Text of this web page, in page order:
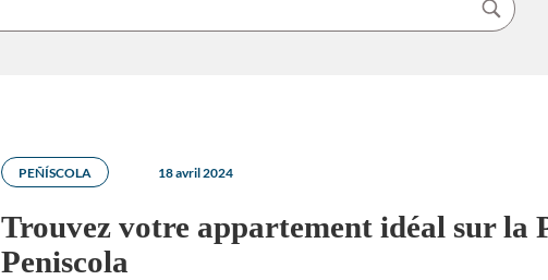
PEÑÍSCOLA 18 avril 2024
Trouvez votre appartement idéal sur la
Peniscola